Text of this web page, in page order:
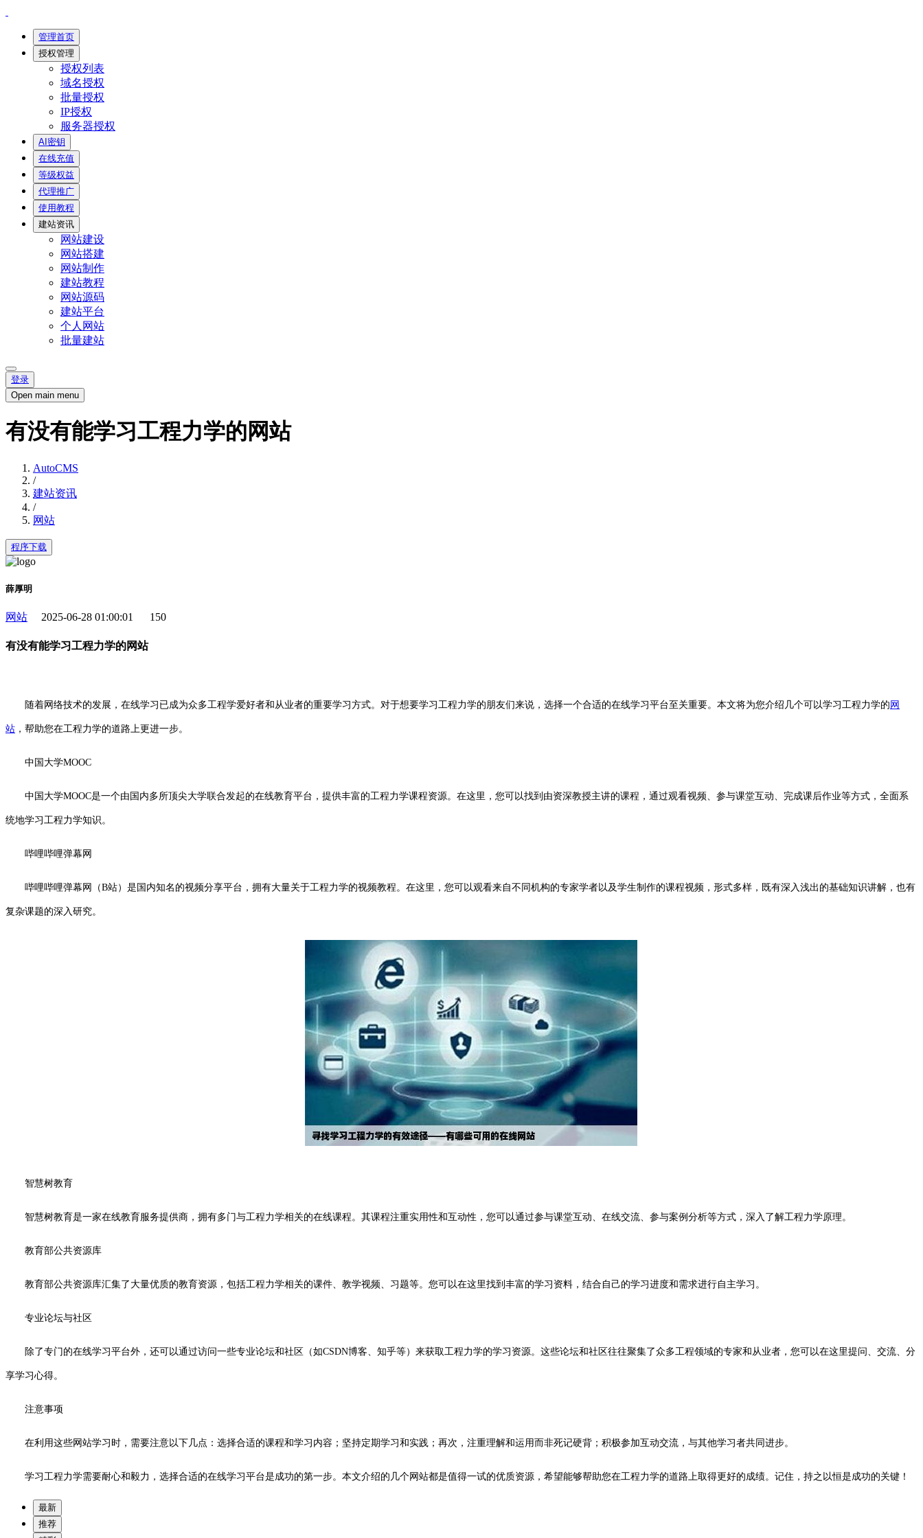
管理首页
授权管理
授权列表
域名授权
批量授权
IP授权
服务器授权
AI密钥
在线充值
等级权益
代理推广
使用教程
建站资讯
网站建设
网站搭建
网站制作
建站教程
网站源码
建站平台
个人网站
批量建站
登录
Open main menu
有没有能学习工程力学的网站
AutoCMS
/
建站资讯
/
网站
程序下载
薛厚明
网站 2025-06-28 01:00:01 150
有没有能学习工程力学的网站
随着网络技术的发展，在线学习已成为众多工程学爱好者和从业者的重要学习方式。对于想要学习工程力学的朋友们来说，选择一个合适的在线学习平台至关重要。本文将为您介绍几个可以学习工程力学的 网
站 ，帮助您在工程力学的道路上更进一步。
中国大学MOOC
中国大学MOOC是一个由国内多所顶尖大学联合发起的在线教育平台，提供丰富的工程力学课程资源。在这里，您可以找到由资深教授主讲的课程，通过观看视频、参与课堂互动、完成课后作业等方式，全面系
统地学习工程力学知识。
哔哩哔哩弹幕网
哔哩哔哩弹幕网（B站）是国内知名的视频分享平台，拥有大量关于工程力学的视频教程。在这里，您可以观看来自不同机构的专家学者以及学生制作的课程视频，形式多样，既有深入浅出的基础知识讲解，也有
复杂课题的深入研究。
智慧树教育
智慧树教育是一家在线教育服务提供商，拥有多门与工程力学相关的在线课程。其课程注重实用性和互动性，您可以通过参与课堂互动、在线交流、参与案例分析等方式，深入了解工程力学原理。
教育部公共资源库
教育部公共资源库汇集了大量优质的教育资源，包括工程力学相关的课件、教学视频、习题等。您可以在这里找到丰富的学习资料，结合自己的学习进度和需求进行自主学习。
专业论坛与社区
除了专门的在线学习平台外，还可以通过访问一些专业论坛和社区（如CSDN博客、知乎等）来获取工程力学的学习资源。这些论坛和社区往往聚集了众多工程领域的专家和从业者，您可以在这里提问、交流、分
享学习心得。
注意事项
在利用这些网站学习时，需要注意以下几点：选择合适的课程和学习内容；坚持定期学习和实践；再次，注重理解和运用而非死记硬背；积极参加互动交流，与其他学习者共同进步。
学习工程力学需要耐心和毅力，选择合适的在线学习平台是成功的第一步。本文介绍的几个网站都是值得一试的优质资源，希望能够帮助您在工程力学的道路上取得更好的成绩。记住，持之以恒是成功的关键！
最新
推荐